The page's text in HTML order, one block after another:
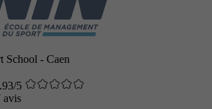
School - Caen
5
avis